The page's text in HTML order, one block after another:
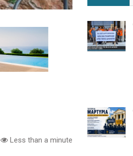
Less than a minute